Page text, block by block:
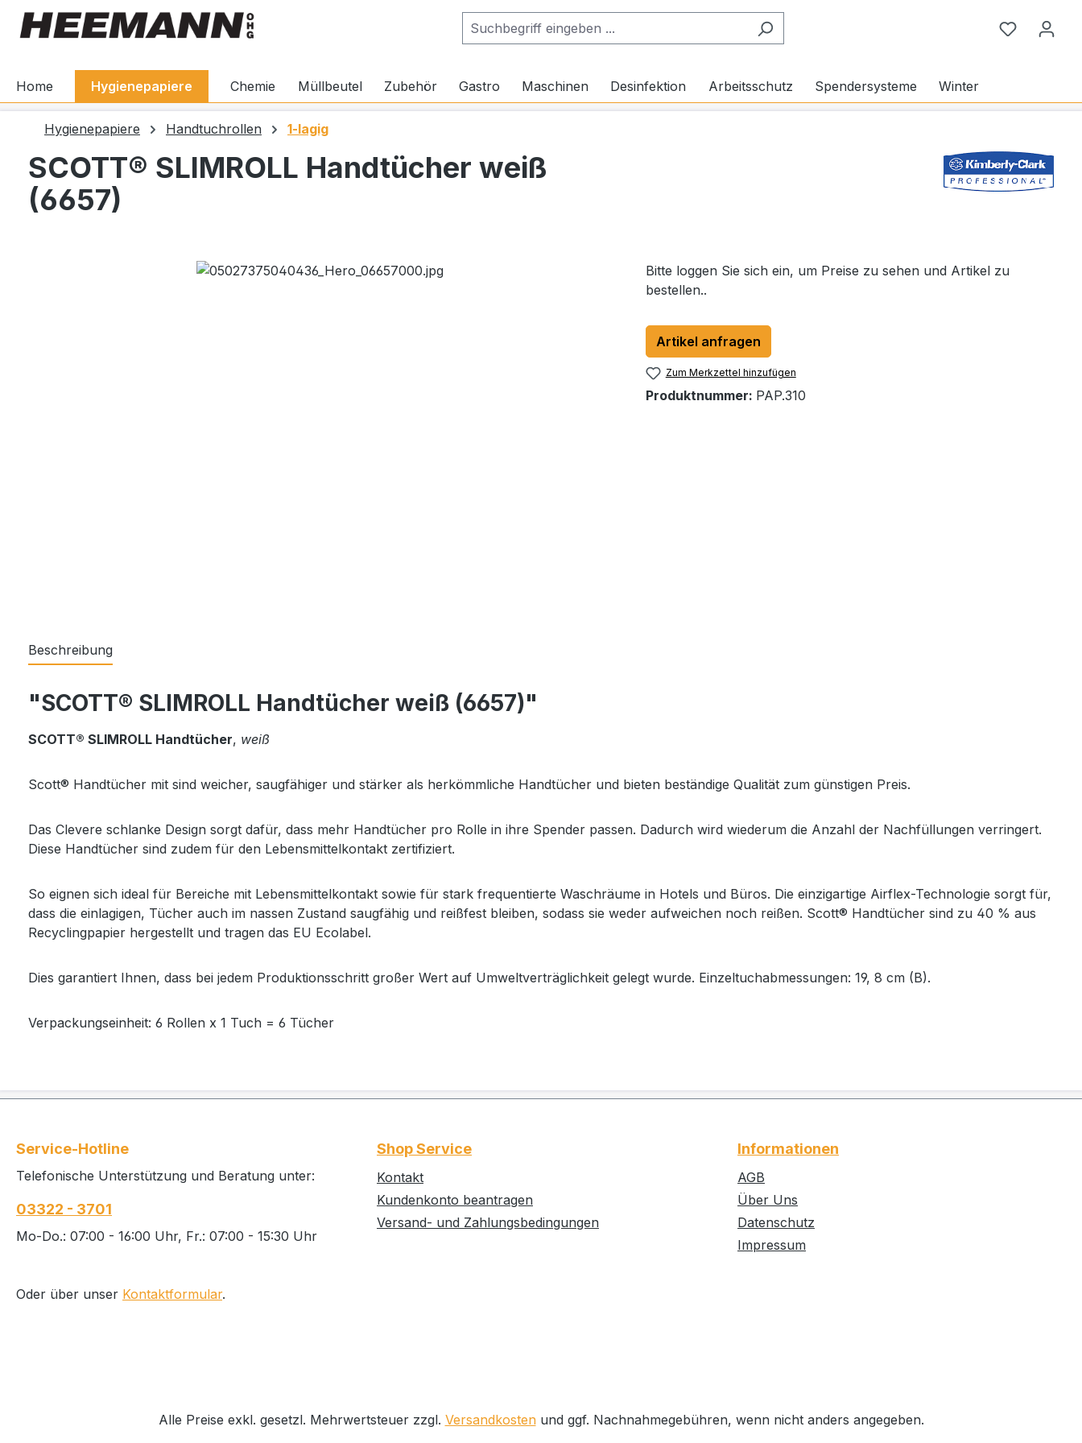
Zur Hauptnavigation springen
Du hast 0
Home Hygienepapiere Chemie Müllbeutel Zubehör Gastro Maschinen Desinfektion Arbeitsschutz Spendersysteme Winter
Hygienepapiere Handtuchrollen 1-lagig
SCOTT® SLIMROLL Handtücher weiß
(6657)
Bitte loggen Sie sich ein, um Preise zu sehen und Artikel zu
bestellen..
Artikel anfragen
Zum Merkzettel hinzufügen
Produktnummer: PAP.310
Beschreibung
"SCOTT® SLIMROLL Handtücher weiß (6657)"
SCOTT® SLIMROLL Handtücher, weiß
Scott® Handtücher mit sind weicher, saugfähiger und stärker als herkömmliche Handtücher und bieten beständige Qualität zum günstigen Preis.
Das Clevere schlanke Design sorgt dafür, dass mehr Handtücher pro Rolle in ihre Spender passen. Dadurch wird wiederum die Anzahl der Nachfüllungen verringert.
Diese Handtücher sind zudem für den Lebensmittelkontakt zertifiziert.
So eignen sich ideal für Bereiche mit Lebensmittelkontakt sowie für stark frequentierte Waschräume in Hotels und Büros. Die einzigartige Airflex-Technologie sorgt für,
dass die einlagigen, Tücher auch im nassen Zustand saugfähig und reißfest bleiben, sodass sie weder aufweichen noch reißen. Scott® Handtücher sind zu 40 % aus
Recyclingpapier hergestellt und tragen das EU Ecolabel.
Dies garantiert Ihnen, dass bei jedem Produktionsschritt großer Wert auf Umweltverträglichkeit gelegt wurde. Einzeltuchabmessungen: 19, 8 cm (B).
Verpackungseinheit: 6 Rollen x 1 Tuch = 6 Tücher
Service-Hotline
Telefonische Unterstützung und Beratung unter:
03322 - 3701
Mo-Do.: 07:00 - 16:00 Uhr, Fr.: 07:00 - 15:30 Uhr
Oder über unser Kontaktformular.
Shop Service
Kontakt
Kundenkonto beantragen
Versand- und Zahlungsbedingungen
Informationen
AGB
Über Uns
Datenschutz
Impressum
Alle Preise exkl. gesetzl. Mehrwertsteuer zzgl. Versandkostenund ggf. Nachnahmegebühren, wenn nicht anders angegeben.